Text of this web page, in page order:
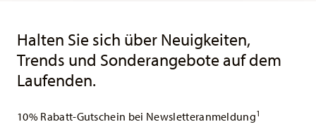
Rund
Assiette Avec Aile
800 gr
Spülmaschinenfest Mikrowellengeeignet
Lieferzeiten
& Versand
Versandkostenfrei ab 49,90 €:
Lieferungen ins Vereinigte Königreich) kostenlos.
Halten Sie sich über Neuigkeiten,
Trends und Sonderangebote auf dem
Laufenden.
10% Rabatt-Gutschein bei Newsletteranmeldung1